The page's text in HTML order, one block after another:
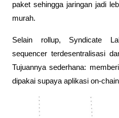
paket sehingga jaringan jadi
murah.
Selain rollup, Syndicate
sequencer terdesentralisasi
Tujuannya sederhana:
dipakai supaya aplikasi on-